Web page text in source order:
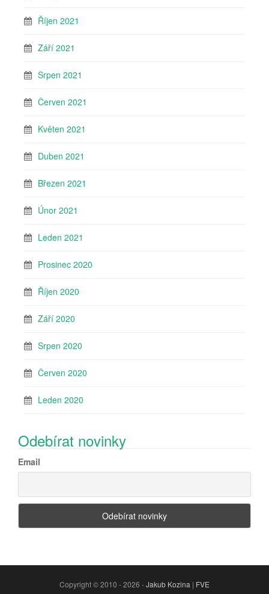
Říjen 2021
Září 2021
Srpen 2021
Červen 2021
Květen 2021
Duben 2021
Březen 2021
Únor 2021
Leden 2021
Prosinec 2020
Říjen 2020
Září 2020
Srpen 2020
Červen 2020
Leden 2020
Odebírat novinky
Email
Copyright © 2010 - 2026 -Jakub Kozina | FVE